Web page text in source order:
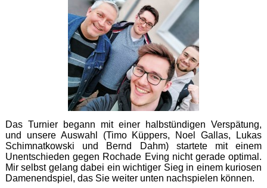
Das Turnier begann mit einer halbstündigen Verspätung,
und unsere Auswahl (Timo Küppers, Noel Gallas, Lukas
Schimnatkowski und Bernd Dahm) startete mit einem
Unentschieden gegen Rochade Eving nicht gerade optimal.
Mir selbst gelang dabei ein wichtiger Sieg in einem kuriosen
Damenendspiel, das Sie weiter unten nachspielen können.